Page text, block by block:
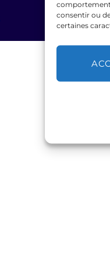
comportement
consentir ou
certaines